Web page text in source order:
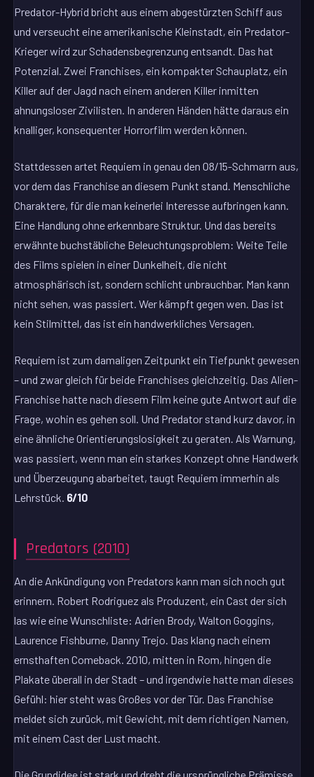
Predator-Hybrid bricht aus einem abgestürzten Schiff aus
und verseucht eine amerikanische Kleinstadt, ein Predator-
Krieger wird zur Schadensbegrenzung entsandt. Das hat
Potenzial. Zwei Franchises, ein kompakter Schauplatz, ein
Killer auf der Jagd nach einem anderen Killer inmitten
ahnungsloser Zivilisten. In anderen Händen hätte daraus ein
knalliger, konsequenter Horrorfilm werden können.
Stattdessen artet Requiem in genau den 08/15-Schmarrn aus,
vor dem das Franchise an diesem Punkt stand. Menschliche
Charaktere, für die man keinerlei Interesse aufbringen kann.
Eine Handlung ohne erkennbare Struktur. Und das bereits
erwähnte buchstäbliche Beleuchtungsproblem: Weite Teile
des Films spielen in einer Dunkelheit, die nicht
atmosphärisch ist, sondern schlicht unbrauchbar. Man kann
nicht sehen, was passiert. Wer kämpft gegen wen. Das ist
kein Stilmittel, das ist ein handwerkliches Versagen.
Requiem ist zum damaligen Zeitpunkt ein Tiefpunkt gewesen
– und zwar gleich für beide Franchises gleichzeitig. Das Alien-
Franchise hatte nach diesem Film keine gute Antwort auf die
Frage, wohin es gehen soll. Und Predator stand kurz davor, in
eine ähnliche Orientierungslosigkeit zu geraten. Als Warnung,
was passiert, wenn man ein starkes Konzept ohne Handwerk
und Überzeugung abarbeitet, taugt Requiem immerhin als
Lehrstück. 6/10
Predators (2010)
An die Ankündigung von Predators kann man sich noch gut
erinnern. Robert Rodriguez als Produzent, ein Cast der sich
las wie eine Wunschliste: Adrien Brody, Walton Goggins,
Laurence Fishburne, Danny Trejo. Das klang nach einem
ernsthaften Comeback. 2010, mitten in Rom, hingen die
Plakate überall in der Stadt – und irgendwie hatte man dieses
Gefühl: hier steht was Großes vor der Tür. Das Franchise
meldet sich zurück, mit Gewicht, mit dem richtigen Namen,
mit einem Cast der Lust macht.